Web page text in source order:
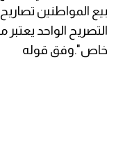
التصريح الواحد
خاص".وفق قوله